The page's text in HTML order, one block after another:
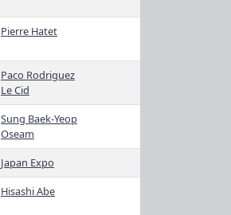
Pierre Hatet
Paco Rodriguez
Le Cid
Sung Baek-Yeop
Oseam
Japan Expo
Hisashi Abe